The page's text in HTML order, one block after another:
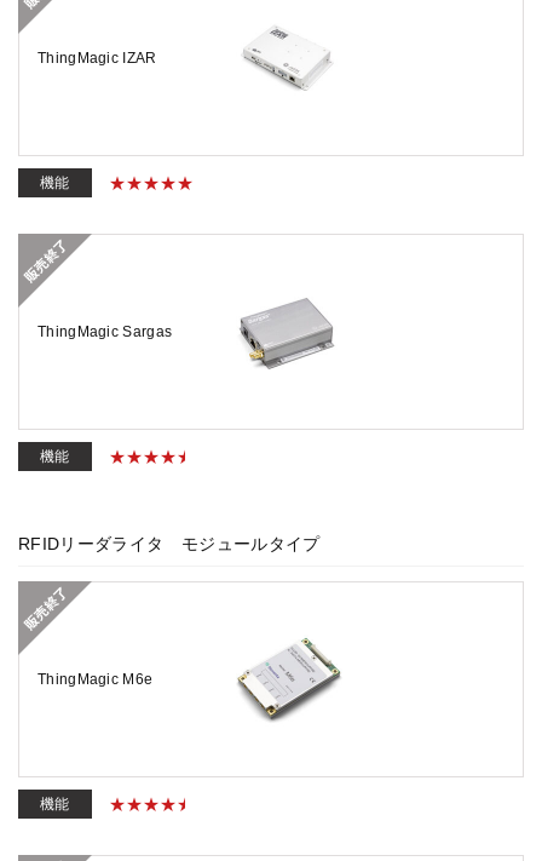
ThingMagic IZAR
機能
ThingMagic Sargas
機能
RFIDリーダライタ モジュールタイプ
ThingMagic M6e
機能